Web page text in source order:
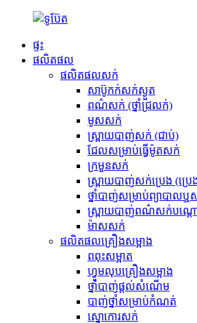
ផ្ទះ
ផលិតផល
ផលិតផលសក់
សាប៊ូកក់សក់ស្ងួត
ពណ៌សក់ (ថ្នាំជ្រលក់)
មូសសក់
ស្ព្រាយបាញ់សក់ (ជាប់)
ជែលសម្រាប់ធ្វើម៉ូតសក់
ក្រមួនសក់
ស្ព្រាយបាញ់សក់ប្រេង (ប្រ
ថ្នាំបាញ់សម្រាប់ព្យាបាល
ស្ព្រាយបាញ់ពណ៌សក់បណ្ដោ
ម៉ាសសក់
ផលិតផល​គ្រឿងសម្អាង
ពពុះសម្អាត
ហ្វូមលុបគ្រឿងសម្អាង
ថ្នាំបាញ់ផ្តល់សំណើម
បាញ់ថ្នាំសម្រាប់កំណត់
ស្នោកោរសក់